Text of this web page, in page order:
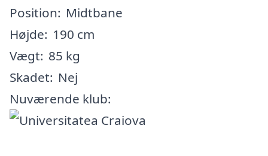
Position: Midtbane
Højde: 190 cm
Vægt: 85 kg
Skadet: Nej
Nuværende klub: